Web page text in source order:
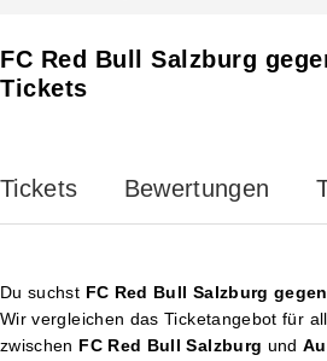
FC Red Bull Salzburg
Tickets
Tickets Bewertungen
Du suchst FC Red Bull Salzburg
Wir vergleichen das Ticketangebot für
zwischen FC Red Bull Salzburg und